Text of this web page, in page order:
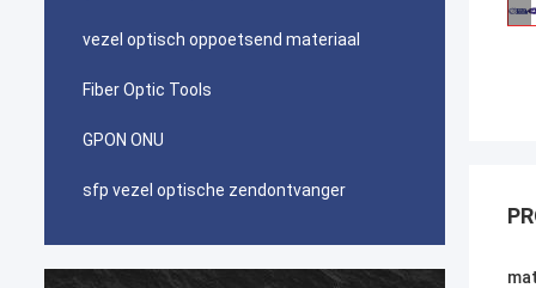
vezel optisch oppoetsend materiaal
Fiber Optic Tools
GPON ONU
sfp vezel optische zendontvanger